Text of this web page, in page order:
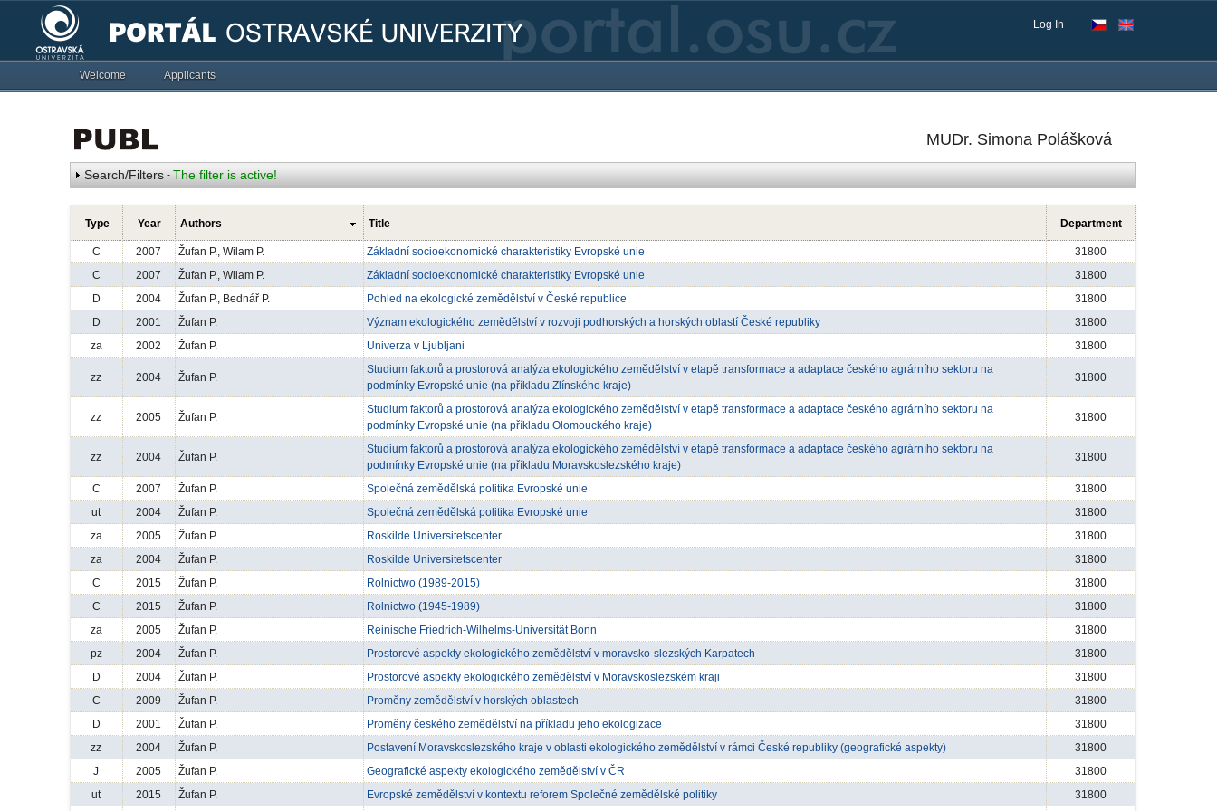
Log In
Welcome Applicants
MUDr. Simona Polášková
Search/Filters -The filter is active!
Type Year Authors Title Department
C 2007 Žufan P., Wilam P. Základní socioekonomické charakteristiky Evropské unie
31800
C
2007 Žufan P., Wilam P. Základní socioekonomické charakteristiky Evropské unie
31800
D
2004 Žufan P., Bednář P. Pohled na ekologické zemědělství v České republice
31800
D
2001 Žufan P. Význam ekologického zemědělství v rozvoji podhorských a horských oblastí České republiky
31800
za
2002 Žufan P. Univerza v Ljubljani 31800
zz 2004 Žufan P.
Studium faktorů a prostorová analýza ekologického zemědělství v etapě transformace a adaptace českého agrárního sektoru na
podmínky Evropské unie (na příkladu Zlínského kraje)
31800
zz 2005 Žufan P.
Studium faktorů a prostorová analýza ekologického zemědělství v etapě transformace a adaptace českého agrárního sektoru na
podmínky Evropské unie (na příkladu Olomouckého kraje)
31800
zz 2004 Žufan P.
Studium faktorů a prostorová analýza ekologického zemědělství v etapě transformace a adaptace českého agrárního sektoru na
podmínky Evropské unie (na příkladu Moravskoslezského kraje)
31800
C 2007 Žufan P. Společná zemědělská politika Evropské unie
31800
ut
2004 Žufan P. Společná zemědělská politika Evropské unie
31800
za
2005 Žufan P. Roskilde Universitetscenter
31800
za
2004 Žufan P. Roskilde Universitetscenter
31800
C
2015 Žufan P. Rolnictwo (1989-2015)
31800
C
2015 Žufan P. Rolnictwo (1945-1989)
31800
za
2005 Žufan P. Reinische Friedrich-Wilhelms-Universität Bonn
31800
pz
2004 Žufan P. Prostorové aspekty ekologického zemědělství v moravsko-slezských Karpatech
31800
D
2004 Žufan P. Prostorové aspekty ekologického zemědělství v Moravskoslezském kraji
31800
C
2009 Žufan P. Proměny zemědělství v horských oblastech
31800
D
2001 Žufan P. Proměny českého zemědělství na příkladu jeho ekologizace
31800
zz
2004 Žufan P. Postavení Moravskoslezského kraje v oblasti ekologického zemědělství v rámci České republiky (geografické aspekty)
31800
J
2005 Žufan P. Geografické aspekty ekologického zemědělství v ČR
31800
ut
2015 Žufan P. Evropské zemědělství v kontextu reforem Společné zemědělské politiky 31800